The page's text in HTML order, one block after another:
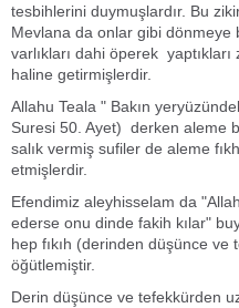
tesbihlerini duymuşlardır. Bu
Mevlana da onlar gibi dönmeye
varlıkları dahi öperek
haline getirmişlerdir.
Allahu Teala " Bakın
Suresi 50. Ayet) derken aleme
salık vermiş sufiler de aleme
etmişlerdir.
Efendimiz aleyhisselam da
ederse onu dinde fakih kılar"
hep fıkıh (derinden düşünce
öğütlemiştir.
Derin düşünce ve tefekkürden